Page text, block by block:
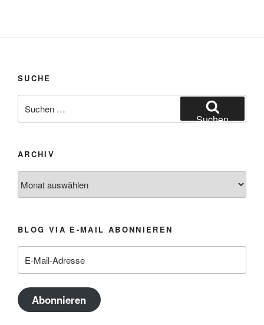
SUCHE
nach:
Suchen
ARCHIV
BLOG VIA E-MAIL ABONNIEREN
Mail-
Abonnieren